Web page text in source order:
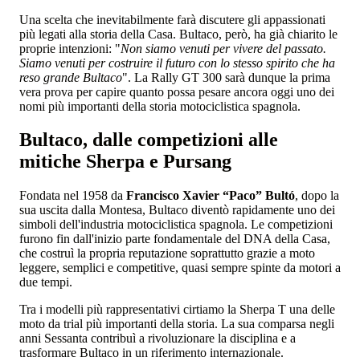
Una scelta che inevitabilmente farà discutere gli appassionati
più legati alla storia della Casa. Bultaco, però, ha già chiarito le
proprie intenzioni: "Non siamo venuti per vivere del passato.
Siamo venuti per costruire il futuro con lo stesso spirito che ha
reso grande Bultaco". La Rally GT 300 sarà dunque la prima
vera prova per capire quanto possa pesare ancora oggi uno dei
nomi più importanti della storia motociclistica spagnola.
Bultaco, dalle competizioni alle
mitiche Sherpa e Pursang
Fondata nel 1958 da Francisco Xavier “Paco” Bultó, dopo la
sua uscita dalla Montesa, Bultaco diventò rapidamente uno dei
simboli dell'industria motociclistica spagnola. Le competizioni
furono fin dall'inizio parte fondamentale del DNA della Casa,
che costruì la propria reputazione soprattutto grazie a moto
leggere, semplici e competitive, quasi sempre spinte da motori a
due tempi.
Tra i modelli più rappresentativi cirtiamo la Sherpa T una delle
moto da trial più importanti della storia. La sua comparsa negli
anni Sessanta contribuì a rivoluzionare la disciplina e a
trasformare Bultaco in un riferimento internazionale.